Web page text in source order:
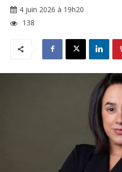
4 juin 2026 à 19h20
138